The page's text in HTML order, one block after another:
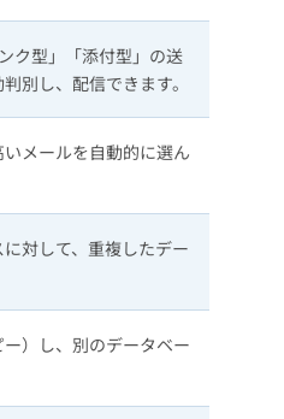
ク型」「添付型」の送
別し、配信できます。
メールを自動的に選ん
対して、重複したデー
）し、別のデータベー